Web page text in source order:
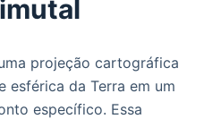
projeção cartográfica
esférica da Terra em um
específico. Essa